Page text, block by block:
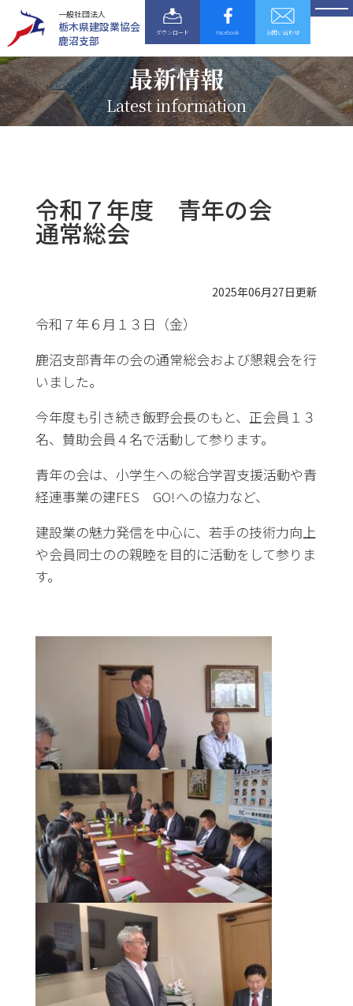
一般社団法人
栃木県建設業協会
鹿沼支部
ダウンロード Facebook お問い合わせ
最新情報
Latest information
令和７年度 青年の会
通常総会
2025年06月27日更新
令和７年６月１３日（金）
鹿沼支部青年の会の通常総会および懇親会を行
いました。
今年度も引き続き飯野会長のもと、正会員１３
名、賛助会員４名で活動して参ります。
青年の会は、小学生への総合学習支援活動や青
経連事業の建FES GO!への協力など、
建設業の魅力発信を中心に、若手の技術力向上
や会員同士のの親睦を目的に活動をして参りま
す。